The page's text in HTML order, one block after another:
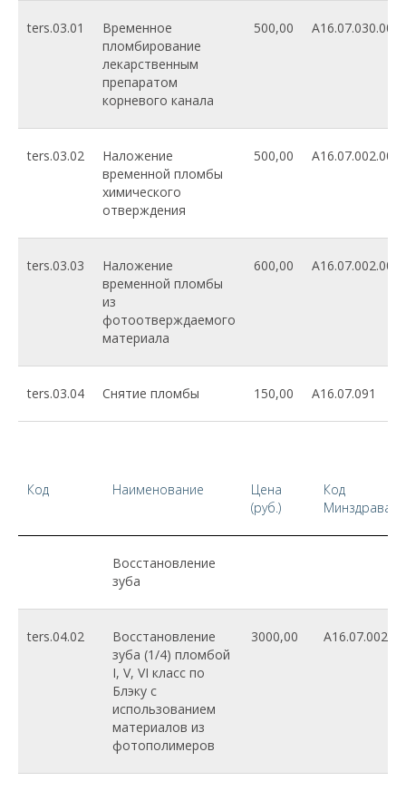
ters.03.01
Временное
пломбирование
лекарственным
препаратом
корневого канала
500,00 A16.07.030.003
ters.03.02
Наложение
временной пломбы
химического
отверждения
500,00 A16.07.002.009
ters.03.03
Наложение
временной пломбы
из
фотоотверждаемого
материала
600,00 A16.07.002.009
ters.03.04 Снятие пломбы 150,00 A16.07.091
Код Наименование
Цена
(руб.)
Код
Минздрава
Восстановление
зуба
ters.04.02
Восстановление
зуба (1/4) пломбой
I, V, VI класс по
Блэку с
использованием
материалов из
фотополимеров
3000,00